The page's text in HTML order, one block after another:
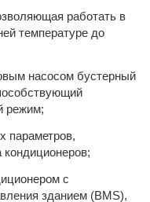
работать в
температуре до
насосом бустерный
режим;
параметров,
кондиционеров;
с
зданием (BMS),